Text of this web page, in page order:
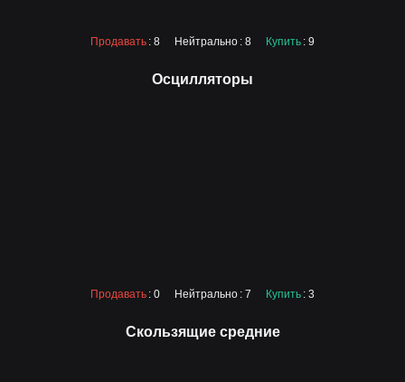
Продавать : 8 Нейтрально : 8 Купить : 9
Осцилляторы
Продавать : 0 Нейтрально : 7 Купить : 3
Скользящие средние